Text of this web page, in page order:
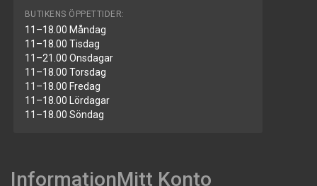
BUTIKENS ÖPPETTIDER:
11–18.00 Måndag
11–18.00 Tisdag
11–21.00 Onsdagar
11–18.00 Torsdag
11–18.00 Fredag
11–18.00 Lördagar
11–18.00 Söndag
InformationMitt Konto